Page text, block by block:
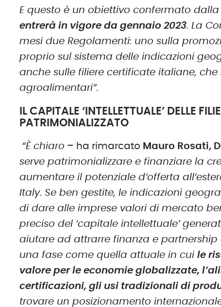
E questo è un obiettivo confermato
entrerà in vigore da gennaio 2023. La
mesi due Regolamenti: uno sulla
proprio sul sistema delle indicazioni
anche sulle filiere certificate italiane,
agroalimentari”.
IL CAPITALE ‘INTELLETTUALE’ DELLE
PATRIMONIALIZZATO
“È chiaro – ha rimarcato Mauro Rosati,
serve patrimonializzare e finanziare la
aumentare il potenziale d’offerta
Italy. Se ben gestite, le indicazioni
di dare alle imprese valori di mercato
preciso del ‘capitale intellettuale’
aiutare ad attrarre finanza e
una fase come quella attuale in cuile
valore per le economie globalizzate,
certificazioni, gli usi tradizionali di
trovare un posizionamento